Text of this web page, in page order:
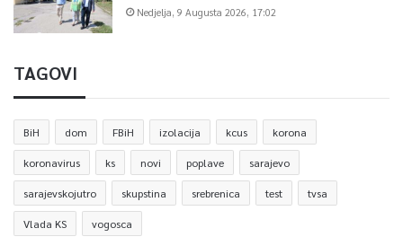
Nedjelja, 9 Augusta 2026, 17:02
TAGOVI
BiH dom FBiH izolacija kcus korona
koronavirus ks novi poplave sarajevo
sarajevskojutro skupstina srebrenica test tvsa
Vlada KS vogosca